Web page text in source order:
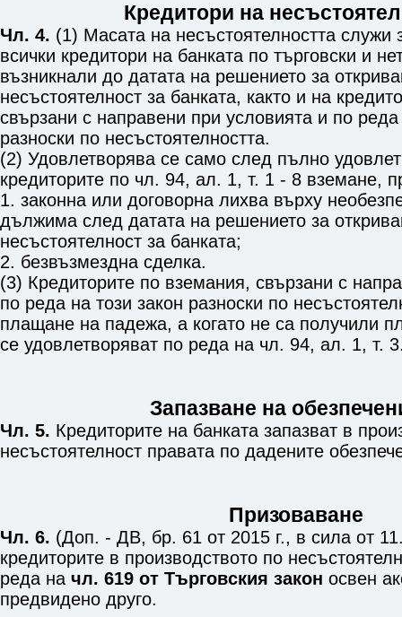
Кредитори на
Чл. 4. (1) Масата на несъстоятелността служи
всички кредитори на банката по търговски и
възникнали до датата на решението за
несъстоятелност за банката, както и на
свързани с направени при условията и по реда
разноски по несъстоятелността.
(2) Удовлетворява се само след пълно
кредиторите по чл. 94, ал. 1, т. 1 - 8 вземане,
1. законна или договорна лихва върху
дължима след датата на решението за
несъстоятелност за банката;
2. безвъзмездна сделка.
(3) Кредиторите по вземания, свързани с
по реда на този закон разноски по
плащане на падежа, а когато не са получили
се удовлетворяват по реда на чл. 94, ал. 1, т. 3
Запазване на
Чл. 5. Кредиторите на банката запазват в
несъстоятелност правата по дадените
Призоваване
Чл. 6. (Доп. - ДВ, бр. 61 от 2015 г., в сила от
кредиторите в производството по
реда на чл. 619 от Търговския закон освен
предвидено друго.